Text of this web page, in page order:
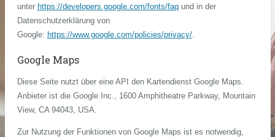
unter https://developers.google.com/fonts/faq und in der
Datenschutzerklärung von
Google: https://www.google.com/policies/privacy/.
Google Maps
Diese Seite nutzt über eine API den Kartendienst Google Maps.
Anbieter ist die Google Inc., 1600 Amphitheatre Parkway, Mountain
View, CA 94043, USA.
Zur Nutzung der Funktionen von Google Maps ist es notwendig,